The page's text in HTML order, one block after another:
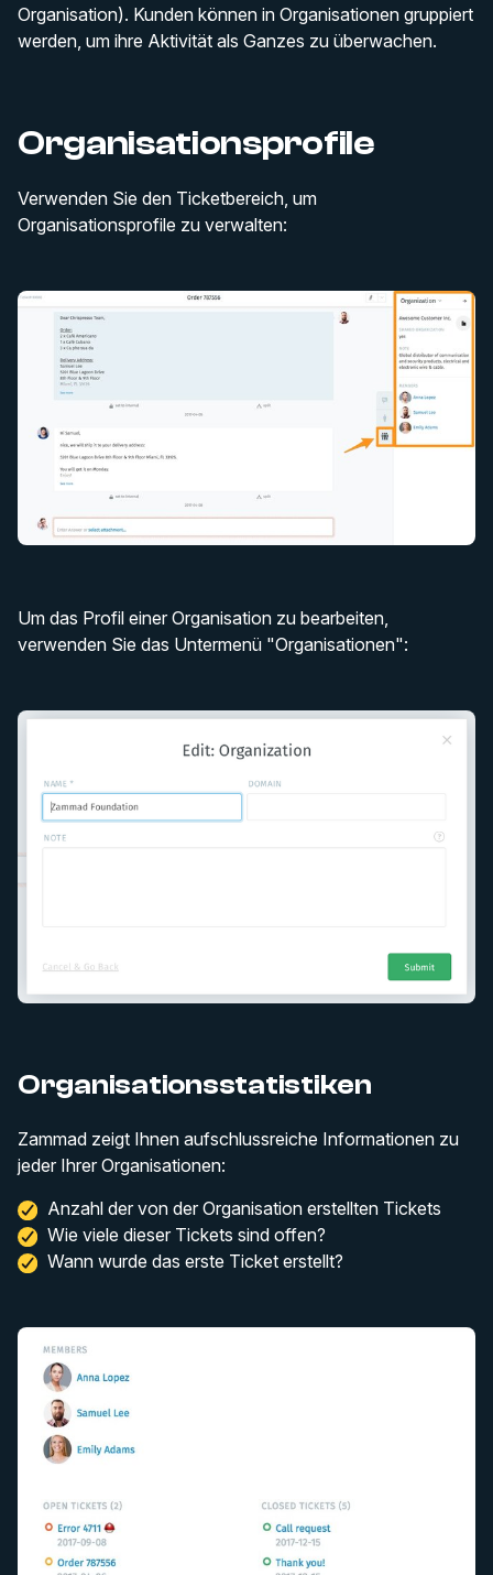
Organisation). Kunden können in Organisationen gruppiert
werden, um ihre Aktivität als Ganzes zu überwachen.
Organisationsprofile
Verwenden Sie den Ticketbereich, um
Organisationsprofile zu verwalten:
Um das Profil einer Organisation zu bearbeiten,
verwenden Sie das Untermenü "Organisationen":
Organisationsstatistiken
Zammad zeigt Ihnen aufschlussreiche Informationen zu
jeder Ihrer Organisationen:
Anzahl der von der Organisation erstellten Tickets
Wie viele dieser Tickets sind offen?
Wann wurde das erste Ticket erstellt?